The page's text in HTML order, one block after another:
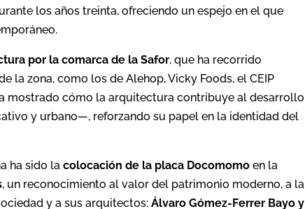
los años treinta, ofreciendo un espejo en el que
por la comarca de la Safor, que ha recorrido
la zona, como los de Alehop, Vicky Foods, el CEIP
mostrado cómo la arquitectura contribuye al desarrollo
y urbano—, reforzando su papel en la identidad del
ha sido lacolocación de la placa Docomomo en la
, un reconocimiento al valor del patrimonio moderno, a la
y a sus arquitectos:Álvaro Gómez-Ferrer Bayo y